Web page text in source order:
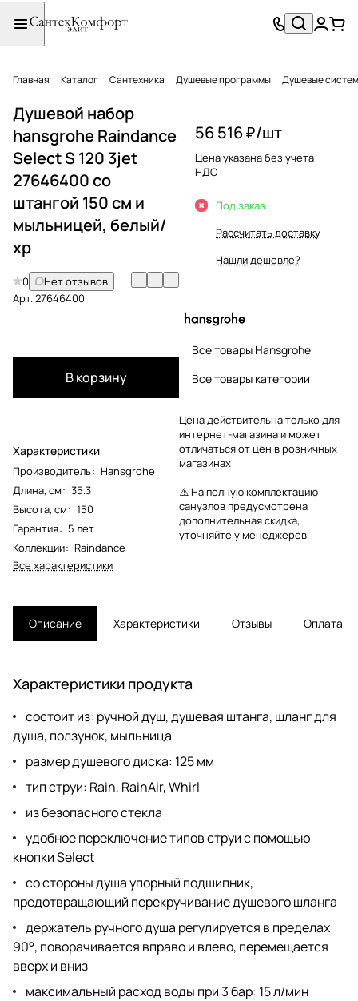
Главная Каталог Сантехника Душевые программы Душевые
Душевой набор
hansgrohe Raindance
Select S 120 3jet
27646400 со
штангой 150 см и
мыльницей, белый/
хр
0
Нет отзывов
Арт.27646400
В корзину
Характеристики
Производитель: Hansgrohe
Длина, см: 35.3
Высота, см: 150
Гарантия: 5 лет
Коллекции: Raindance
Все характеристики
56 516 ₽/шт
Цена указана без учета
НДС
Под заказ
Рассчитать доставку
Нашли дешевле?
Все товары Hansgrohe
Все товары категории
Цена действительна только для
интернет-магазина и может
отличаться от цен в розничных
магазинах
⚠️ На полную комплектацию
санузлов предусмотрена
дополнительная скидка,
уточняйте у менеджеров
Описание Характеристики Отзывы Оплата
Характеристики продукта
состоит из: ручной душ, душевая штанга, шланг для
душа, ползунок, мыльница
размер душевого диска: 125 мм
тип струи: Rain, RainAir, Whirl
из безопасного стекла
удобное переключение типов струи с помощью
кнопки Select
со стороны душа упорный подшипник,
предотвращающий перекручивание душевого шланга
держатель ручного душа регулируется в пределах
90°, поворачивается вправо и влево, перемещается
вверх и вниз
максимальный расход воды при 3 бар: 15 л/мин